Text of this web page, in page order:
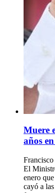
Muere
años
El
enero
cayó a